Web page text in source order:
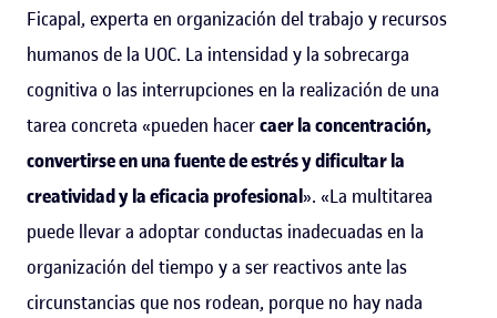
Ficapal, experta en organización del trabajo y recursos
humanos de la UOC. La intensidad y la sobrecarga
cognitiva o las interrupciones en la realización de una
tarea concreta «pueden hacercaer la concentración,
convertirse en una fuente de estrés y dificultar la
creatividad y la eficacia profesional». «La multitarea
puede llevar a adoptar conductas inadecuadas en la
organización del tiempo y a ser reactivos ante las
circunstancias que nos rodean, porque no hay nada